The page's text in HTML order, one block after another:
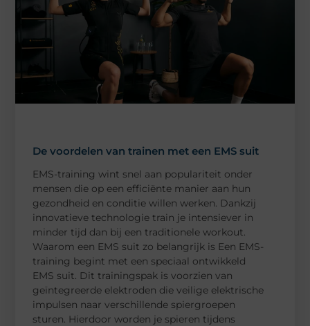
De voordelen van trainen met een EMS suit
EMS-training wint snel aan populariteit onder
mensen die op een efficiënte manier aan hun
gezondheid en conditie willen werken. Dankzij
innovatieve technologie train je intensiever in
minder tijd dan bij een traditionele workout.
Waarom een EMS suit zo belangrijk is Een EMS-
training begint met een speciaal ontwikkeld
EMS suit. Dit trainingspak is voorzien van
geïntegreerde elektroden die veilige elektrische
impulsen naar verschillende spiergroepen
sturen. Hierdoor worden je spieren tijdens